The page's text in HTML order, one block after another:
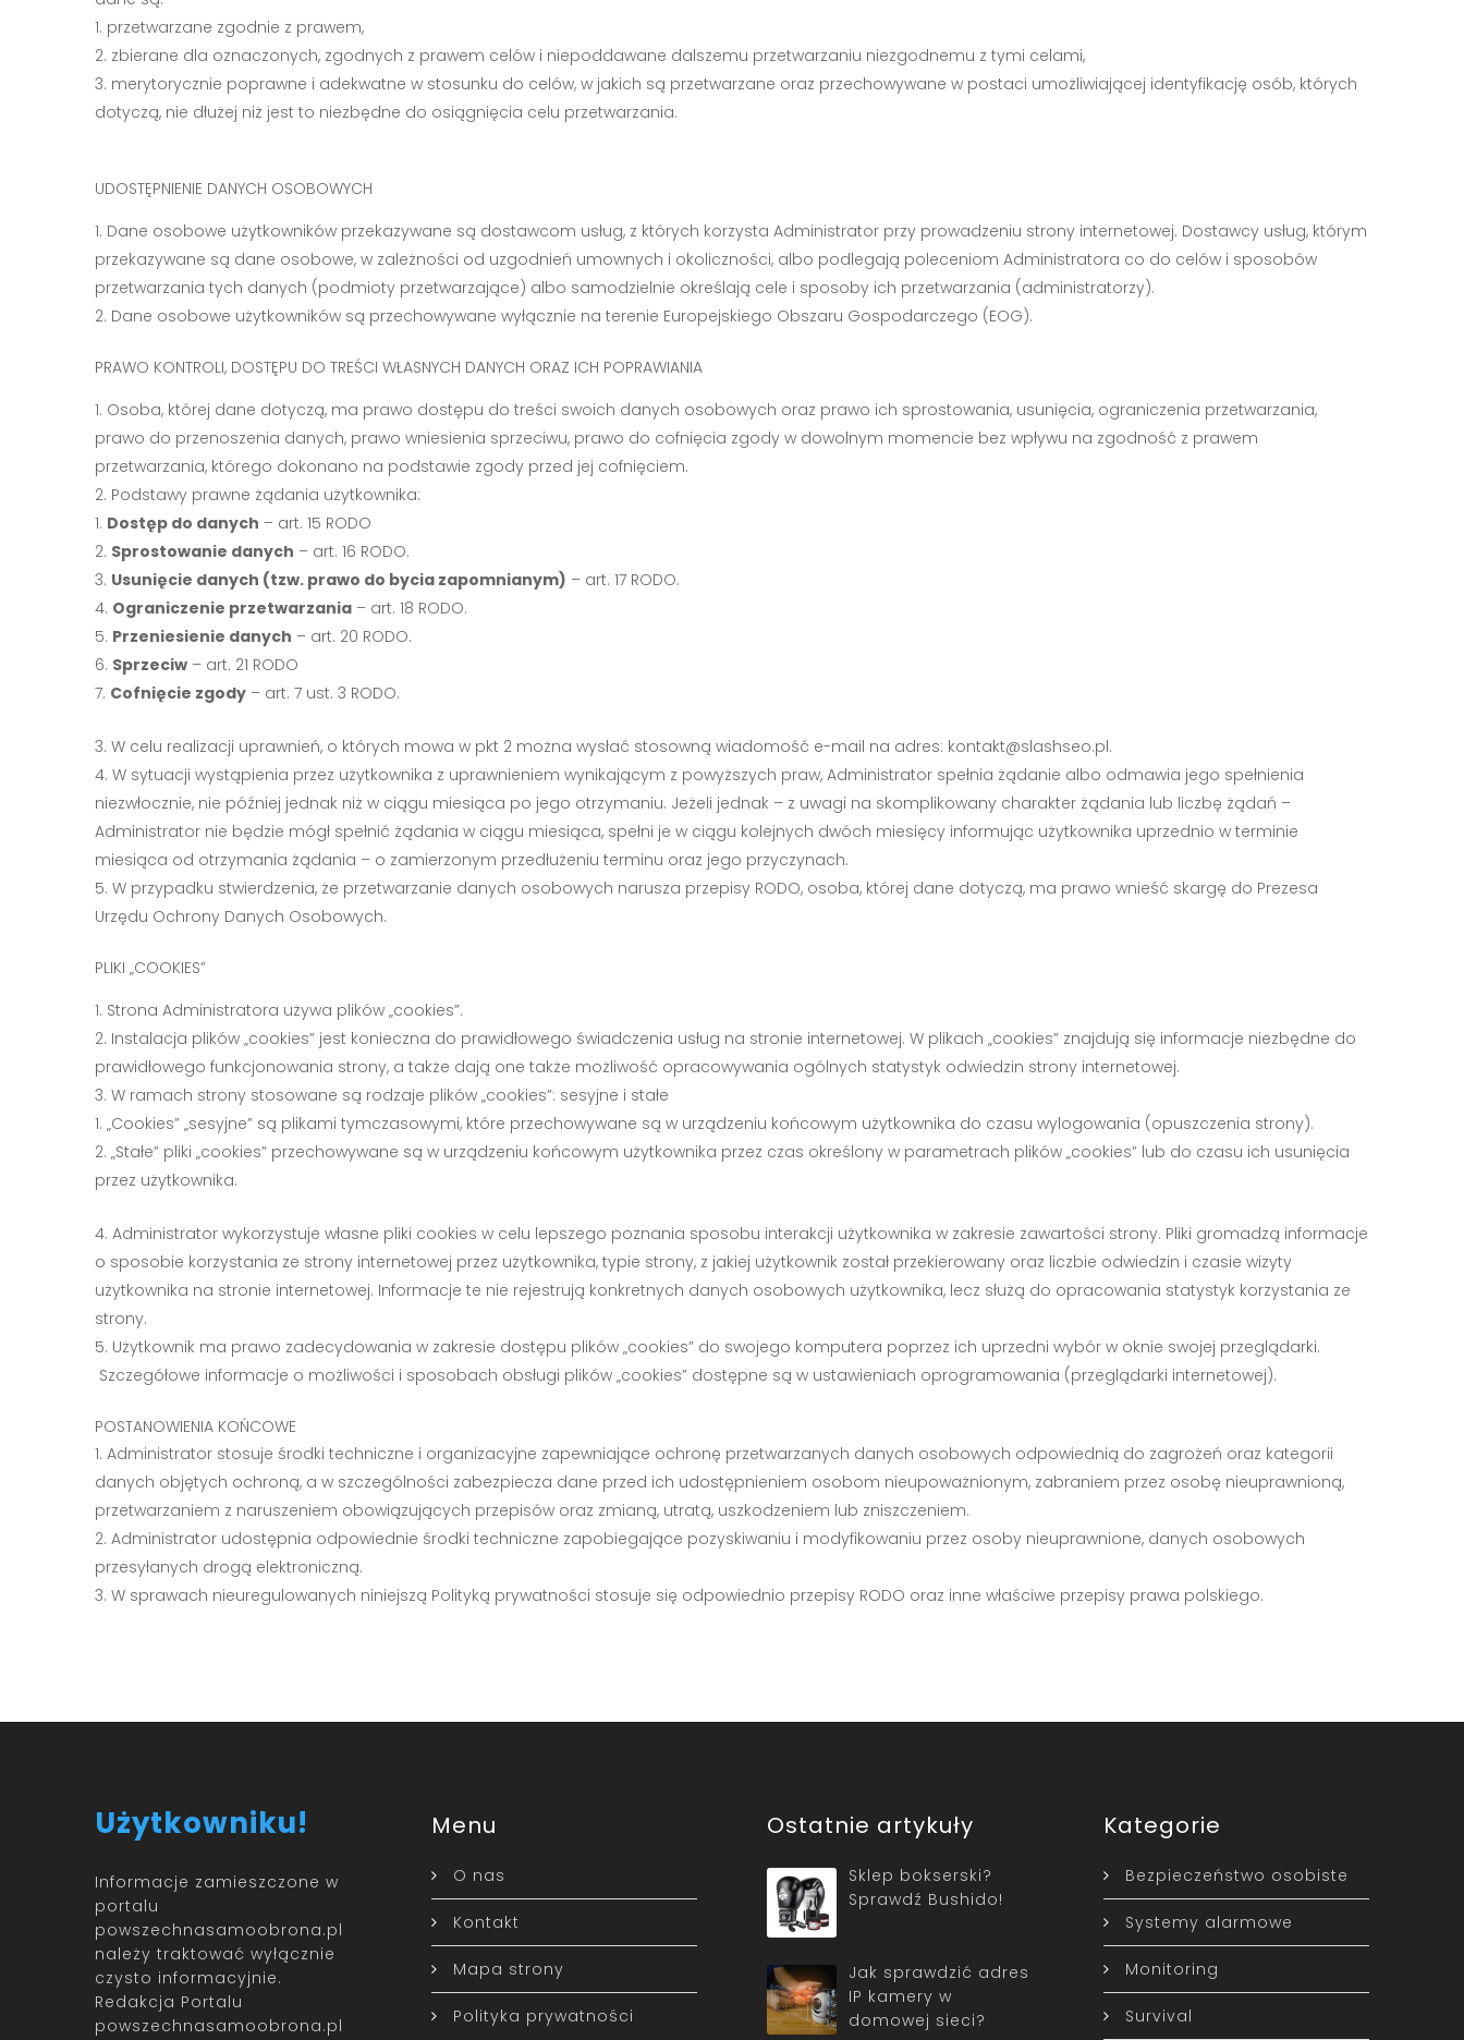
przetwarzane zgodnie z prawem,
zbierane dla oznaczonych, zgodnych z prawem celów i niepoddawane dalszemu przetwarzaniu niezgodnemu z tymi celami,
merytorycznie poprawne i adekwatne w stosunku do celów, w jakich są przetwarzane oraz przechowywane w postaci umożliwiającej identyfikację osób, których
dotyczą, nie dłużej niż jest to niezbędne do osiągnięcia celu przetwarzania.
UDOSTĘPNIENIE DANYCH OSOBOWYCH
Dane osobowe użytkowników przekazywane są dostawcom usług, z których korzysta Administrator przy prowadzeniu strony internetowej. Dostawcy usług, którym
przekazywane są dane osobowe, w zależności od uzgodnień umownych i okoliczności, albo podlegają poleceniom Administratora co do celów i sposobów
przetwarzania tych danych (podmioty przetwarzające) albo samodzielnie określają cele i sposoby ich przetwarzania (administratorzy).
Dane osobowe użytkowników są przechowywane wyłącznie na terenie Europejskiego Obszaru Gospodarczego (EOG).
PRAWO KONTROLI, DOSTĘPU DO TREŚCI WŁASNYCH DANYCH ORAZ ICH POPRAWIANIA
Osoba, której dane dotyczą, ma prawo dostępu do treści swoich danych osobowych oraz prawo ich sprostowania, usunięcia, ograniczenia przetwarzania,
prawo do przenoszenia danych, prawo wniesienia sprzeciwu, prawo do cofnięcia zgody w dowolnym momencie bez wpływu na zgodność z prawem
przetwarzania, którego dokonano na podstawie zgody przed jej cofnięciem.
Podstawy prawne żądania użytkownika:
Dostęp do danych – art. 15 RODO
Sprostowanie danych – art. 16 RODO.
Usunięcie danych (tzw. prawo do bycia zapomnianym) – art. 17 RODO.
Ograniczenie przetwarzania – art. 18 RODO.
Przeniesienie danych – art. 20 RODO.
Sprzeciw – art. 21 RODO
Cofnięcie zgody – art. 7 ust. 3 RODO.
W celu realizacji uprawnień, o których mowa w pkt 2 można wysłać stosowną wiadomość e-mail na adres: kontakt@slashseo.pl.
W sytuacji wystąpienia przez użytkownika z uprawnieniem wynikającym z powyższych praw, Administrator spełnia żądanie albo odmawia jego spełnienia
niezwłocznie, nie później jednak niż w ciągu miesiąca po jego otrzymaniu. Jeżeli jednak – z uwagi na skomplikowany charakter żądania lub liczbę żądań –
Administrator nie będzie mógł spełnić żądania w ciągu miesiąca, spełni je w ciągu kolejnych dwóch miesięcy informując użytkownika uprzednio w terminie
miesiąca od otrzymania żądania – o zamierzonym przedłużeniu terminu oraz jego przyczynach.
W przypadku stwierdzenia, że przetwarzanie danych osobowych narusza przepisy RODO, osoba, której dane dotyczą, ma prawo wnieść skargę do Prezesa
Urzędu Ochrony Danych Osobowych.
PLIKI „COOKIES”
Strona Administratora używa plików „cookies”.
Instalacja plików „cookies” jest konieczna do prawidłowego świadczenia usług na stronie internetowej. W plikach „cookies” znajdują się informacje niezbędne do
prawidłowego funkcjonowania strony, a także dają one także możliwość opracowywania ogólnych statystyk odwiedzin strony internetowej.
W ramach strony stosowane są rodzaje plików „cookies”: sesyjne i stałe
„Cookies” „sesyjne” są plikami tymczasowymi, które przechowywane są w urządzeniu końcowym użytkownika do czasu wylogowania (opuszczenia strony).
„Stałe” pliki „cookies” przechowywane są w urządzeniu końcowym użytkownika przez czas określony w parametrach plików „cookies” lub do czasu ich usunięcia
przez użytkownika.
Administrator wykorzystuje własne pliki cookies w celu lepszego poznania sposobu interakcji użytkownika w zakresie zawartości strony. Pliki gromadzą informacje
o sposobie korzystania ze strony internetowej przez użytkownika, typie strony, z jakiej użytkownik został przekierowany oraz liczbie odwiedzin i czasie wizyty
użytkownika na stronie internetowej. Informacje te nie rejestrują konkretnych danych osobowych użytkownika, lecz służą do opracowania statystyk korzystania ze
strony.
Użytkownik ma prawo zadecydowania w zakresie dostępu plików „cookies” do swojego komputera poprzez ich uprzedni wybór w oknie swojej przeglądarki.
Szczegółowe informacje o możliwości i sposobach obsługi plików „cookies” dostępne są w ustawieniach oprogramowania (przeglądarki internetowej).
POSTANOWIENIA KOŃCOWE
Administrator stosuje środki techniczne i organizacyjne zapewniające ochronę przetwarzanych danych osobowych odpowiednią do zagrożeń oraz kategorii
danych objętych ochroną, a w szczególności zabezpiecza dane przed ich udostępnieniem osobom nieupoważnionym, zabraniem przez osobę nieuprawnioną,
przetwarzaniem z naruszeniem obowiązujących przepisów oraz zmianą, utratą, uszkodzeniem lub zniszczeniem.
Administrator udostępnia odpowiednie środki techniczne zapobiegające pozyskiwaniu i modyfikowaniu przez osoby nieuprawnione, danych osobowych
przesyłanych drogą elektroniczną.
W sprawach nieuregulowanych niniejszą Polityką prywatności stosuje się odpowiednio przepisy RODO oraz inne właściwe przepisy prawa polskiego.
Użytkowniku!
Informacje zamieszczone w
portalu
powszechnasamoobrona.pl
należy traktować wyłącznie
czysto informacyjnie.
Redakcja Portalu
powszechnasamoobrona.pl
Menu
O nas
Kontakt
Mapa strony
Polityka prywatności
Ostatnie artykuły
Sklep bokserski?
Sprawdź Bushido!
Jak sprawdzić adres
IP kamery w
domowej sieci?
Kategorie
Bezpieczeństwo osobiste
Systemy alarmowe
Monitoring
Survival